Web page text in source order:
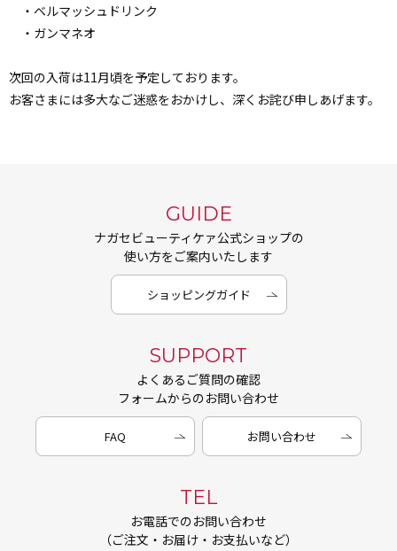
・ベルマッシュドリンク
・ガンマネオ
次回の入荷は11月頃を予定しております。
お客さまには多大なご迷惑をおかけし、深くお詫び申しあげます。
GUIDE
ナガセビューティケァ公式ショップの
使い方をご案内いたします
ショッピングガイド
SUPPORT
よくあるご質問の確認
フォームからのお問い合わせ
FAQ お問い合わせ
TEL
お電話でのお問い合わせ
（ご注文・お届け・お支払いなど）